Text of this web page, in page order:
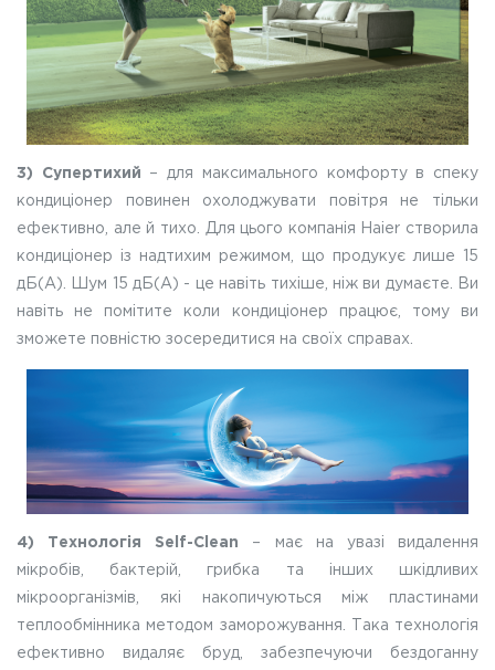
3) Супертихий – для максимального комфорту в спеку
кондиціонер повинен охолоджувати повітря не тільки
ефективно, але й тихо. Для цього компанія Haier створила
кондиціонер із надтихим режимом, що продукує лише 15
дБ(A). Шум 15 дБ(A) - це навіть тихіше, ніж ви думаєте. Ви
навіть не помітите коли кондиціонер працює, тому ви
зможете повністю зосередитися на своїх справах.
4) Технологія Self-Clean – має на увазі видалення
мікробів, бактерій, грибка та інших шкідливих
мікроорганізмів, які накопичуються між пластинами
теплообмінника методом заморожування. Така технологія
ефективно видаляє бруд, забезпечуючи бездоганну